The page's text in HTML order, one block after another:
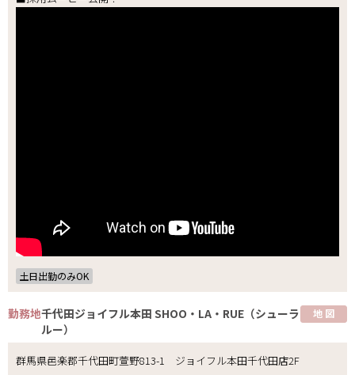
土日出勤のみOK
勤務地千代田ジョイフル本田 SHOO・LA・RUE（シューラ
ルー）
地 図
群馬県邑楽郡千代田町萱野813-1 ジョイフル本田千代田店2F